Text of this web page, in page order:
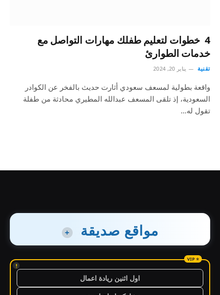
4 خطوات لتعليم طفلك مهارات التواصل مع
خدمات الطوارئ
تقنية يناير 20, 2024
واقعة بطولية لمسعف سعودي أثارت حديث بالفخر عن الكوادر
السعودية، إذ تلقى المسعف عبدالله المطيري محادثة من طفلة
تقول له…
مواقع صديقة +
!
اول اثنين ريادة اعمال